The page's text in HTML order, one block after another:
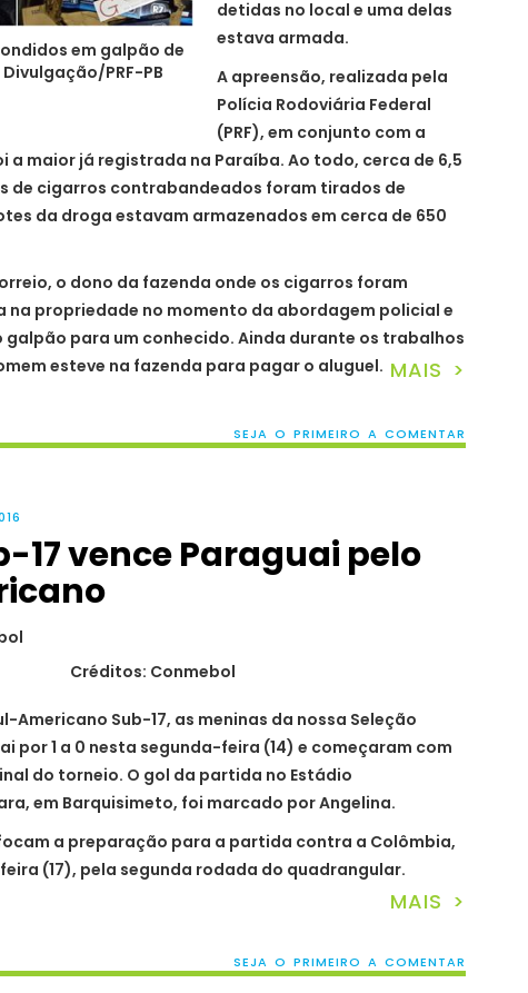
em galpão de
PRF-PB
detidas no local e uma delas
estava armada.
A apreensão, realizada pela
Polícia Rodoviária Federal
(PRF), em conjunto com a
a maior já registrada na Paraíba. Ao todo, cerca de 6,5
de cigarros contrabandeados foram tirados de
da droga estavam armazenados em cerca de 650
o dono da fazenda onde os cigarros foram
na propriedade no momento da abordagem policial e
galpão para um conhecido. Ainda durante os trabalhos
esteve na fazenda para pagar o aluguel. MAIS >
SEJA O PRIMEIRO A COMENTAR
17 vence Paraguai pelo
Créditos: Conmebol
Americano Sub-17, as meninas da nossa Seleção
por 1 a 0 nesta segunda-feira (14) e começaram com
do torneio. O gol da partida no Estádio
em Barquisimeto, foi marcado por Angelina.
a preparação para a partida contra a Colômbia,
(17), pela segunda rodada do quadrangular.
MAIS >
SEJA O PRIMEIRO A COMENTAR